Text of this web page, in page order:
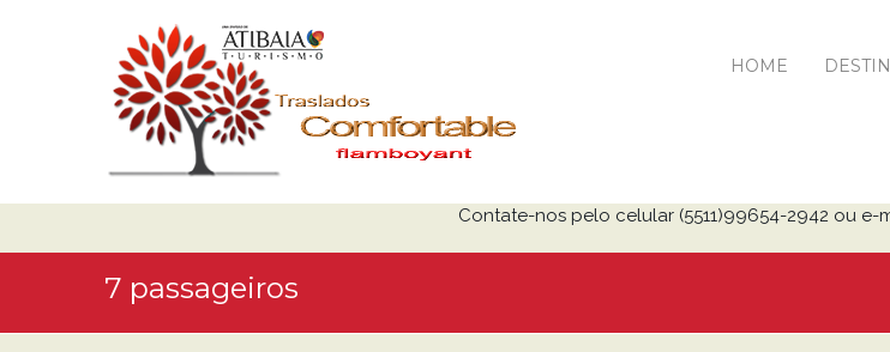
HOME
Contate-nos pelo celular (5511)99654-2942 ou e-
7 passageiros